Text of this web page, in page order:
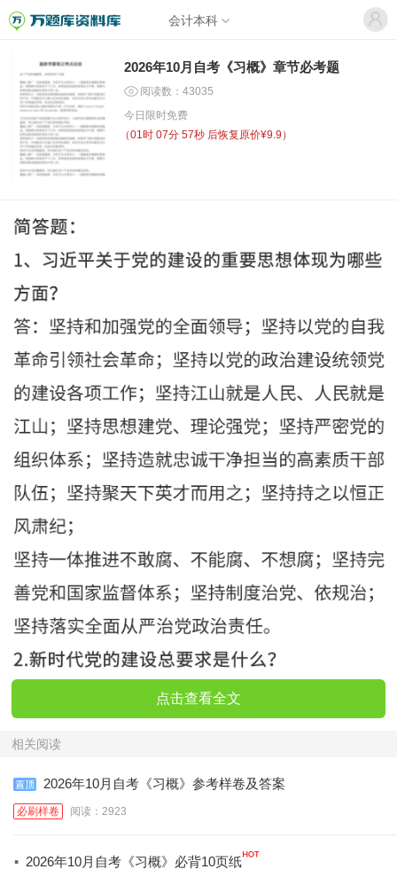
会计本科
2026年10月自考《习概》章节必考题
阅读数：43035
今日限时免费
（01时 07分 57秒 后恢复原价¥9.9）
点击查看全文
相关阅读
2026年10月自考《习概》参考样卷及答案
必刷样卷 阅读：2923
· 2026年10月自考《习概》必背10页纸